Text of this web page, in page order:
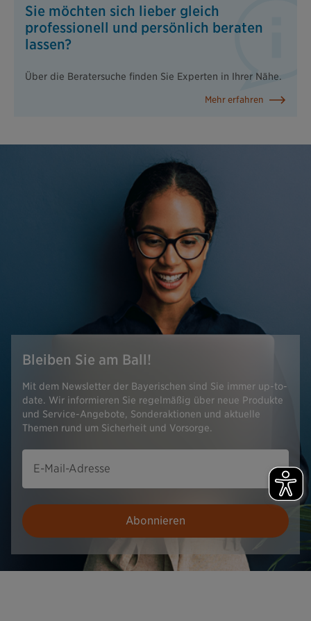
Sie möchten sich lieber gleich
professionell und persönlich beraten
lassen?
Über die Beratersuche finden Sie Experten in Ihrer Nähe.
Mehr erfahren
Bleiben Sie am Ball!
Mit dem Newsletter der Bayerischen sind Sie immer up-to-
date. Wir informieren Sie regelmäßig über neue Produkte
und Service-Angebote, Sonderaktionen und aktuelle
Themen rund um Sicherheit und Vorsorge.
E-Mail-Adresse
Abonnieren